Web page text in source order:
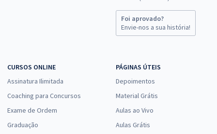
Foi aprovado?
Envie-nos a sua história!
CURSOS ONLINE
Assinatura Ilimitada
Coaching para Concursos
Exame de Ordem
Graduação
PÁGINAS ÚTEIS
Depoimentos
Material Grátis
Aulas ao Vivo
Aulas Grátis